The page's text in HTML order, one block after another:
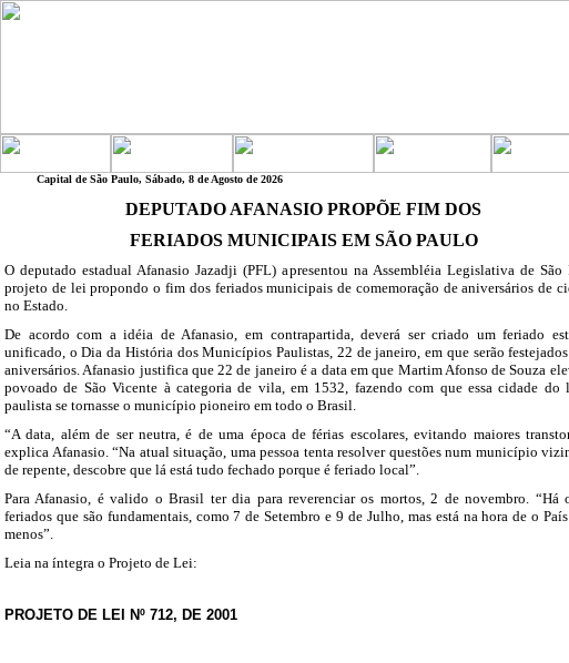
Capital de São Paulo, Sábado, 8 de Agosto de 2026
DEPUTADO AFANASIO PROPÕE FIM DOS
FERIADOS MUNICIPAIS EM SÃO PAULO
O deputado estadual Afanasio Jazadji (PFL) apresentou na Assembléia Legislativa de São
projeto de lei propondo o fim dos feriados municipais de comemoração de aniversários de
no Estado.
De acordo com a idéia de Afanasio, em contrapartida, deverá ser criado um feriado
unificado, o Dia da História dos Municípios Paulistas, 22 de janeiro, em que serão festejados
aniversários. Afanasio justifica que 22 de janeiro é a data em que Martim Afonso de Souza
povoado de São Vicente à categoria de vila, em 1532, fazendo com que essa cidade do
paulista se tornasse o município pioneiro em todo o Brasil.
“A data, além de ser neutra, é de uma época de férias escolares, evitando maiores
explica Afanasio. “Na atual situação, uma pessoa tenta resolver questões num município
de repente, descobre que lá está tudo fechado porque é feriado local”.
Para Afanasio, é valido o Brasil ter dia para reverenciar os mortos, 2 de novembro. “Há
feriados que são fundamentais, como 7 de Setembro e 9 de Julho, mas está na hora de o
menos”.
Leia na íntegra o Projeto de Lei:
PROJETO DE LEI Nº 712, DE 2001